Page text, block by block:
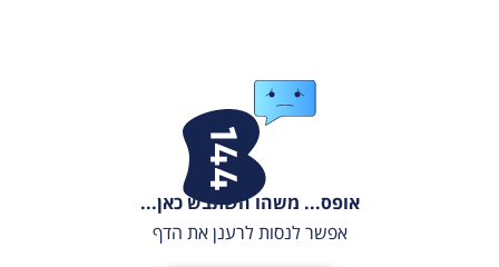
אופס... משהו השתבש כאן...
אפשר לנסות לרענן את הדף